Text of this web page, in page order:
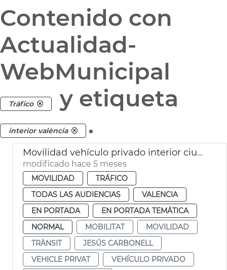
Contenido con
Actualidad-
WebMunicipal
Tráfico y etiqueta
interior valència .
Movilidad vehículo privado interior ciudad València madriguera 4%
modificado hace 5 meses
MOVILIDAD
TRÁFICO
TODAS LAS AUDIENCIAS
VALENCIA
EN PORTADA
EN PORTADA TEMÁTICA
NORMAL
MOBILITAT
MOVILIDAD
TRÀNSIT
JESÚS CARBONELL
VEHICLE PRIVAT
VEHÍCULO PRIVADO